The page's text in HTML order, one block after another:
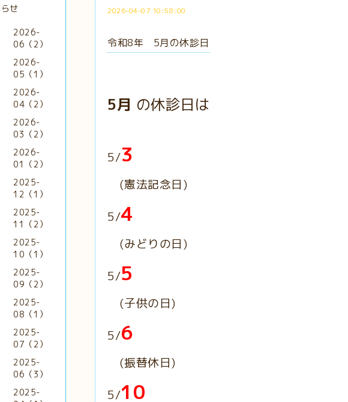
2026-04-07 10:58:00
令和8年 5月の休診日
5月 の休診日は
5/3
(憲法記念日)
5/4
(みどりの日)
5/5
(子供の日)
5/6
(振替休日)
5/10
せ
2026-
06（2）
2026-
05（1）
2026-
04（2）
2026-
03（2）
2026-
01（2）
2025-
12（1）
2025-
11（2）
2025-
10（1）
2025-
09（2）
2025-
08（1）
2025-
07（2）
2025-
06（3）
2025-